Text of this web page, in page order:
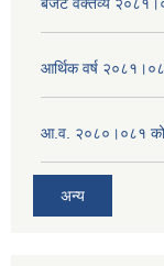
बजेट वक्तव्य
आर्थिक वर्ष
आ.व. २०८०।०८१ को
अन्य